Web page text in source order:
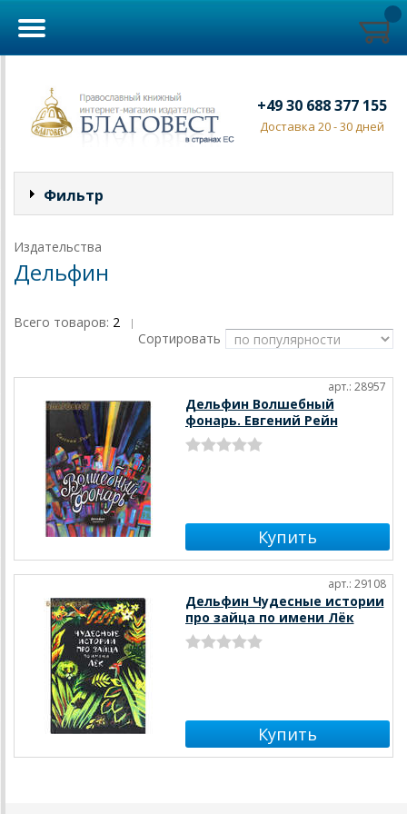
+49 30 688 377 155
Доставка 20 - 30 дней
Фильтр
Издательства
Дельфин
Всего товаров: 2 |
Сортировать
арт.: 28957
Дельфин Волшебный
фонарь. Евгений Рейн
арт.: 29108
Дельфин Чудесные истории
про зайца по имени Лёк